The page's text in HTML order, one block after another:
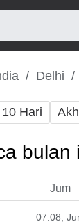
Delhi
10 Hari
bulan
Jum
07.08 ,